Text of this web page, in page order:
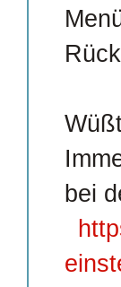
bei